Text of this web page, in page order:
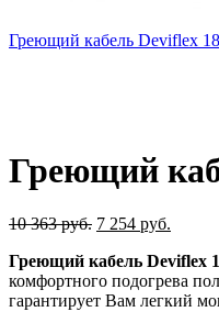
Греющий кабель Deviflex
Греющий
10 363руб. 7 254 руб.
Греющий кабель Deviflex
комфортного подогрева
гарантирует Вам легкий